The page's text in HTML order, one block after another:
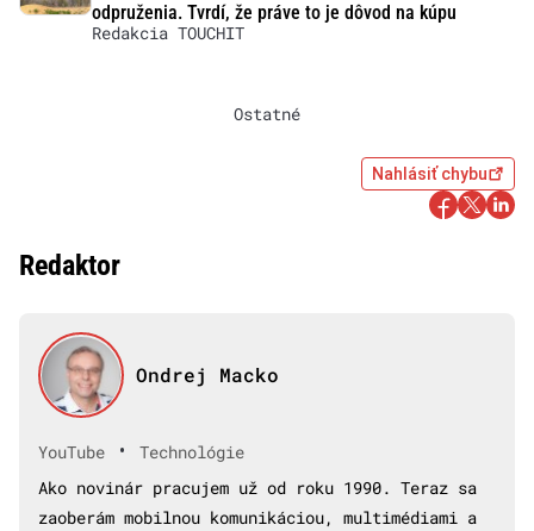
odpruženia. Tvrdí, že práve to je dôvod na kúpu
Redakcia TOUCHIT
Ostatné
Nahlásiť chybu
Redaktor
Ondrej Macko
YouTube •
Technológie
Ako novinár pracujem už od roku 1990. Teraz sa
zaoberám mobilnou komunikáciou, multimédiami a